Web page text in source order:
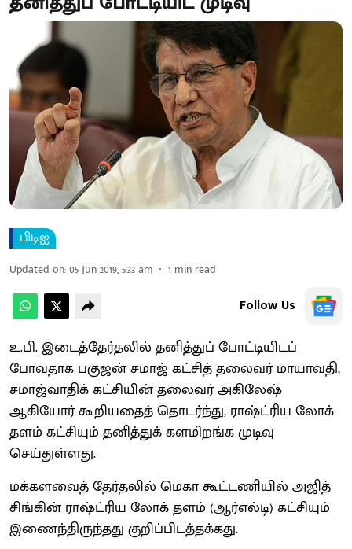
பிடிஐ
Updated on:05 Jun 2019, 5:33 am 1 min read
Follow Us
உ.பி. இடைத்தேர்தலில் தனித்துப் போட்டியிடப்
போவதாக பகுஜன் சமாஜ் கட்சித் தலைவர் மாயாவதி,
சமாஜ்வாதிக் கட்சியின் தலைவர் அகிலேஷ்
ஆகியோர் கூறியதைத் தொடர்ந்து, ராஷ்ட்ரிய லோக்
தளம் கட்சியும் தனித்துக் களமிறங்க முடிவு
செய்துள்ளது.
மக்களவைத் தேர்தலில் மெகா கூட்டணியில் அஜித்
சிங்கின் ராஷ்ட்ரிய லோக் தளம் (ஆர்எல்டி) கட்சியும்
இணைந்திருந்தது குறிப்பிடத்தக்கது.